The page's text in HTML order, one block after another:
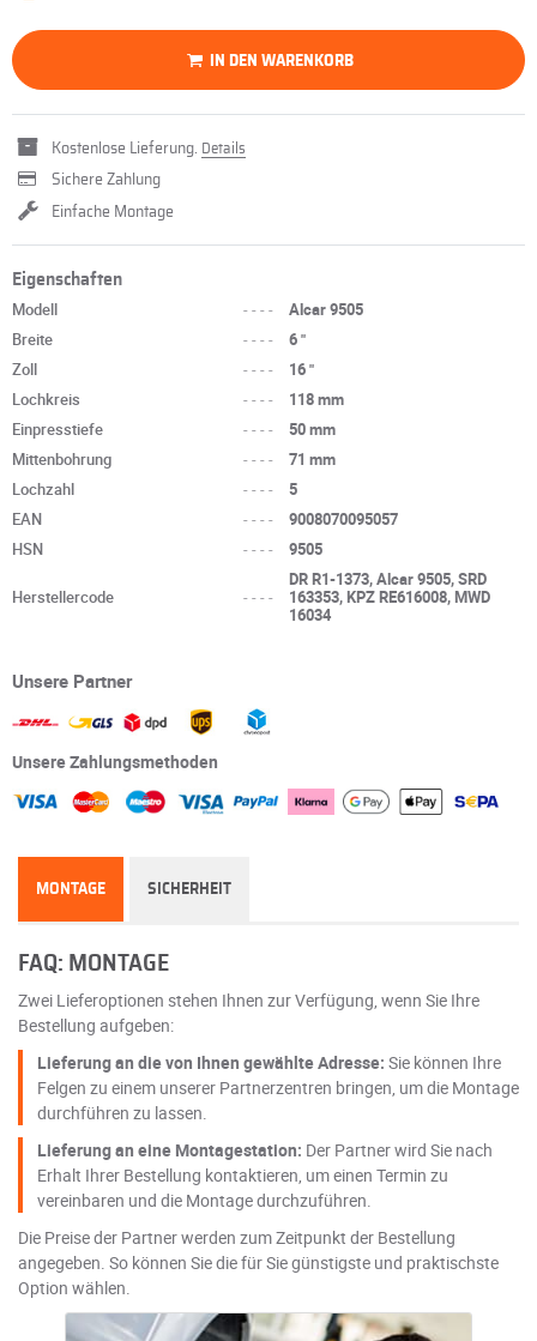
IN DEN WARENKORB
Kostenlose Lieferung. Details
Sichere Zahlung
Einfache Montage
Eigenschaften
Modell ----
Alcar 9505
Breite
----
6 "
Zoll
----
16 "
Lochkreis
----
118 mm
Einpresstiefe
----
50 mm
Mittenbohrung
----
71 mm
Lochzahl
----
5
EAN
----
9008070095057
HSN
---- 9505
Herstellercode ----
DR R1-1373, Alcar 9505, SRD
163353, KPZ RE616008, MWD
16034
Unsere Partner
Unsere Zahlungsmethoden
MONTAGE SICHERHEIT
FAQ: MONTAGE
Zwei Lieferoptionen stehen Ihnen zur Verfügung, wenn Sie Ihre
Bestellung aufgeben:
Lieferung an die von Ihnen gewählte Adresse: Sie können Ihre
Felgen zu einem unserer Partnerzentren bringen, um die Montage
durchführen zu lassen.
Lieferung an eine Montagestation: Der Partner wird Sie nach
Erhalt Ihrer Bestellung kontaktieren, um einen Termin zu
vereinbaren und die Montage durchzuführen.
Die Preise der Partner werden zum Zeitpunkt der Bestellung
angegeben. So können Sie die für Sie günstigste und praktischste
Option wählen.